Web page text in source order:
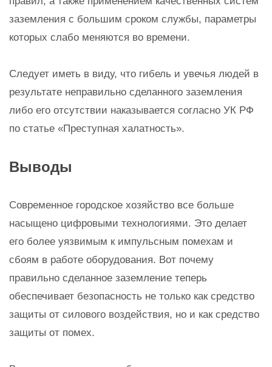
заземления с большим сроком службы, параметры
которых слабо меняются во времени.
Следует иметь в виду, что гибель и увечья людей в
результате неправильно сделанного заземления
либо его отсутствии наказывается согласно УК РФ
по статье «Преступная халатность».
Выводы
Современное городское хозяйство все больше
насыщено цифровыми технологиями. Это делает
его более уязвимым к импульсным помехам и
сбоям в работе оборудования. Вот почему
правильно сделанное заземление теперь
обеспечивает безопасность не только как средство
защиты от силового воздействия, но и как средство
защиты от помех.